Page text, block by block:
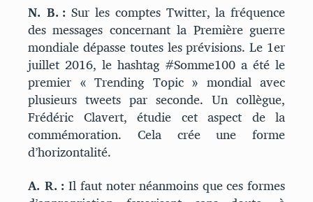
N. B. :Sur les comptes Twitter, la fréquence
des messages concernant la Première guerre
mondiale dépasse toutes les prévisions. Le 1er
juillet 2016, le hashtag #Somme100 a été le
premier « Trending Topic » mondial avec
plusieurs tweets par seconde. Un collègue,
Frédéric Clavert, étudie cet aspect de la
commémoration. Cela crée une forme
d’horizontalité.
A. R. :Il faut noter néanmoins que ces formes